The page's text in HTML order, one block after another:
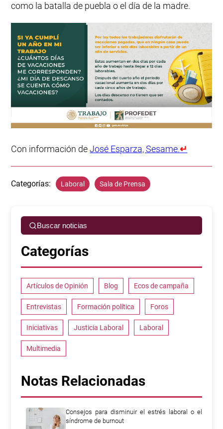
como la batalla de puebla o el día de la madre.
Con información de José Esparza, Sesame.↵
Categorías: Laboral Sala de Prensa
Buscar noticias
Categorías
Artículos de Opinión Blog Ecos de campaña
Entrevistas Formación política Foros
Iniciativas Justicia Laboral Laboral
Multimedia
Notas Relacionadas
Consejos para disminuir el estrés laboral o el
síndrome de burnout